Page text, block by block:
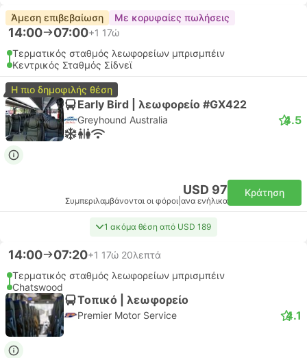
Άμεση επιβεβαίωση Με κορυφαίες πωλήσεις
14:00 07:00+1 17ώ
Τερματικός σταθμός λεωφορείων μπρισμπέιν
Κεντρικός Σταθμός Σίδνεϊ
Η πιο δημοφιλής θέση
Early Bird | λεωφορείο #GX422
Greyhound Australia 4.5
USD 97
Συμπεριλαμβάνονται οι φόροι ανα ενήλικα
Κράτηση
1 ακόμα θέση από USD 189
14:00 07:20+1 17ώ 20λεπτά
Τερματικός σταθμός λεωφορείων μπρισμπέιν
Chatswood
Τοπικό | λεωφορείο
Premier Motor Service 4.1